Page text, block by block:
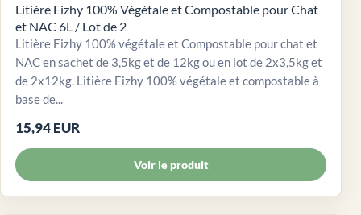
Litière Eizhy 100% Végétale et Compostable pour Chat
et NAC 6L / Lot de 2
Litière Eizhy 100% végétale et Compostable pour chat et
NAC en sachet de 3,5kg et de 12kg ou en lot de 2x3,5kg et
de 2x12kg. Litière Eizhy 100% végétale et compostable à
base de...
15,94 EUR
Voir le produit